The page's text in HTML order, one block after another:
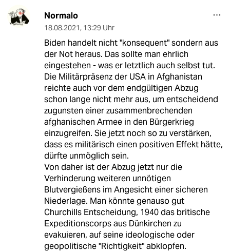
Normalo
18.08.2021, 13:29 Uhr
Biden handelt nicht "konsequent" sondern aus
der Not heraus. Das sollte man ehrlich
eingestehen - was er letztlich auch selbst tut.
Die Militärpräsenz der USA in Afghanistan
reichte auch vor dem endgültigen Abzug
schon lange nicht mehr aus, um entscheidend
zugunsten einer zusammenbrechenden
afghanischen Armee in den Bürgerkrieg
einzugreifen. Sie jetzt noch so zu verstärken,
dass es militärisch einen positiven Effekt hätte,
dürfte unmöglich sein.
Von daher ist der Abzug jetzt nur die
Verhinderung weiteren unnötigen
Blutvergießens im Angesicht einer sicheren
Niederlage. Man könnte genauso gut
Churchills Entscheidung, 1940 das britische
Expeditionscorps aus Dünkirchen zu
evakuieren, auf seine ideologische oder
geopolitische "Richtigkeit" abklopfen.